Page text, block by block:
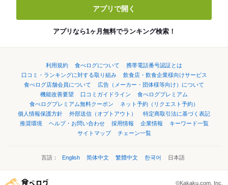
アプリで開く
アプリなら1ヶ月無料でランキング検索！
利用規約 食べログについて
携帯電話番号認証とは
口コミ・ランキングに対する取り組み
飲食店・飲食企業様向けサービス
食べログ店舗会員について
広告（メーカー・団体様等向け）について
機能改善要望
口コミガイドライン
食べログプレミアム
食べログプレミアム無料クーポン
ネット予約（リクエスト予約）
個人情報保護方針
外部送信（オプトアウト）
特定商取引法に基づく表記
推奨環境
ヘルプ・お問い合わせ 採用情報 企業情報
キーワード一覧
サイトマップ
チェーン一覧
言語： English 简体中文 繁體中文 한국어 日本語
©Kakaku.com, Inc.